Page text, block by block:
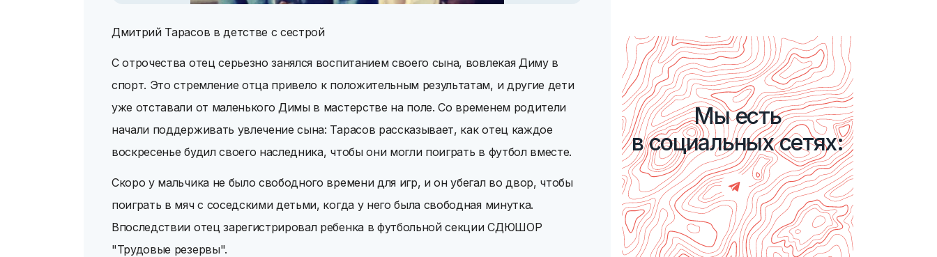
Дмитрий Тарасов в детстве с сестрой
С отрочества отец серьезно занялся воспитанием своего сына, вовлекая Диму в
спорт. Это стремление отца привело к положительным результатам, и другие дети
уже отставали от маленького Димы в мастерстве на поле. Со временем родители
начали поддерживать увлечение сына: Тарасов рассказывает, как отец каждое
воскресенье будил своего наследника, чтобы они могли поиграть в футбол вместе.
Скоро у мальчика не было свободного времени для игр, и он убегал во двор, чтобы
поиграть в мяч с соседскими детьми, когда у него была свободная минутка.
Впоследствии отец зарегистрировал ребенка в футбольной секции СДЮШОР
"Трудовые резервы".
Мы есть
в социальных сетях: